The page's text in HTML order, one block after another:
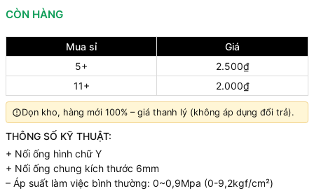
CÒN HÀNG
Mua sỉ
Giá
5+
2.500₫
11+
2.000₫
Dọn kho, hàng mới 100% – giá thanh lý (không áp dụng đổi trả).
THÔNG SỐ KỸ THUẬT:
+ Nối ống hình chữ Y
+ Nối ống chung kích thước 6mm
– Áp suất làm việc bình thường: 0~0,9Mpa (0-9,2kgf/cm²)